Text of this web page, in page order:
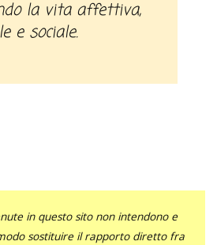
la vita affettiva,
e sociale.
in questo sito non intendono e
sostituire il rapporto diretto fra